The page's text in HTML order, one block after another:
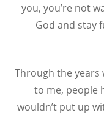
you, you’re not
God and stay
Through the years
to me, people
wouldn’t put up